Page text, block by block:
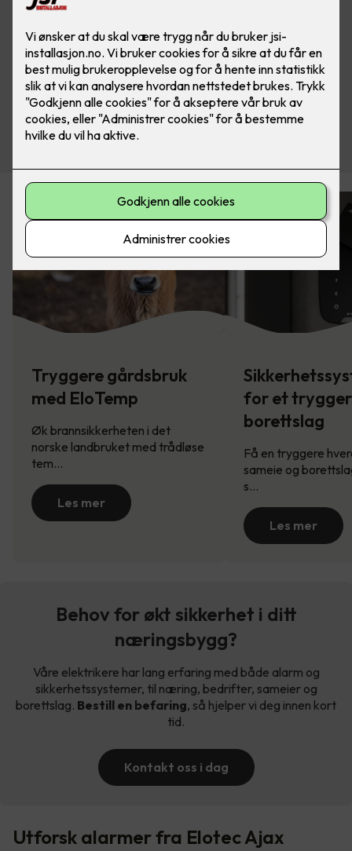
Kjøp alarm her
Tryggere gårdsbruk
med EloTemp
Øk brannsikkerheten i det
norske landbruket med trådløse
tem…
Les mer
for et
borettslag
Få en tryggere
sameie og
s…
Les mer
Behov for økt sikkerhet i ditt
næringsbygg?
Våre elektrikere har lang erfaring med både alarm og
sikkerhetssystemer, til næring, bedrifter, sameier og
borettslag. Bestill en befaring, så hjelper vi deg innen kort
tid.
Kontakt oss i dag
Utforsk alarmer fra Elotec Ajax